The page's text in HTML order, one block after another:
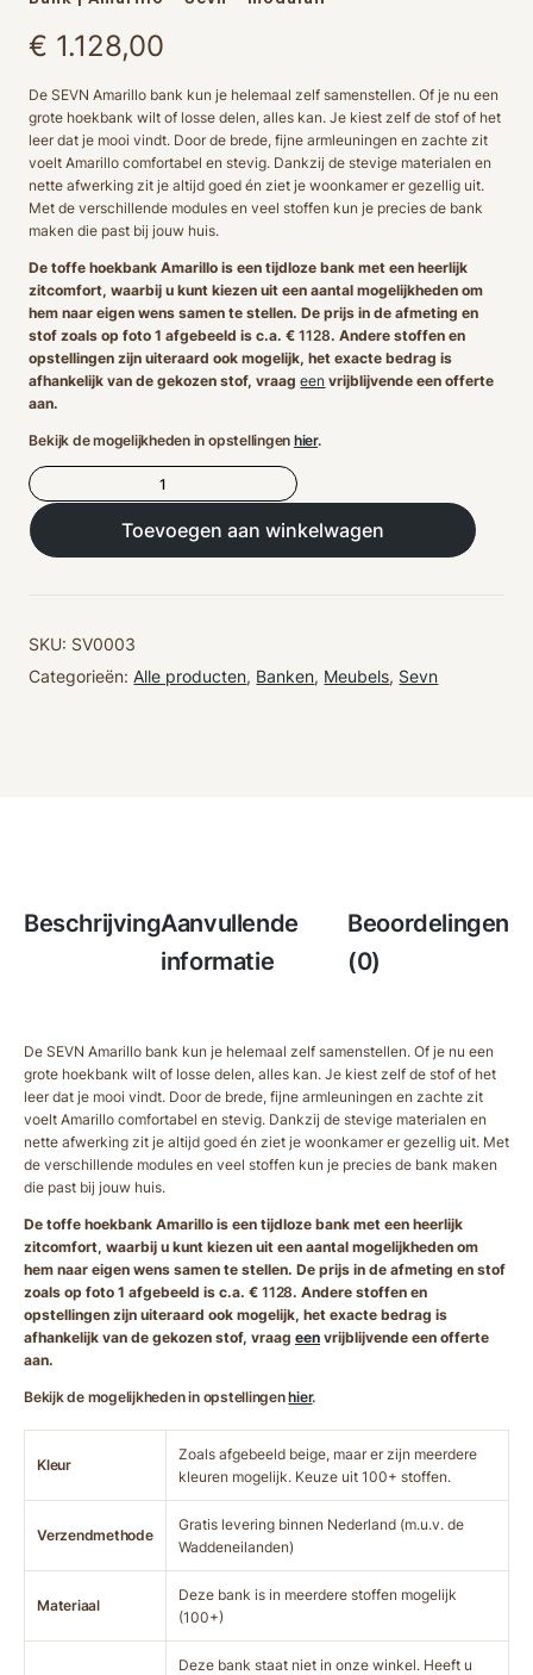
€ 1.128,00
De SEVN Amarillo bank kun je helemaal zelf samenstellen. Of je nu een
grote hoekbank wilt of losse delen, alles kan. Je kiest zelf de stof of het
leer dat je mooi vindt. Door de brede, fijne armleuningen en zachte zit
voelt Amarillo comfortabel en stevig. Dankzij de stevige materialen en
nette afwerking zit je altijd goed én ziet je woonkamer er gezellig uit.
Met de verschillende modules en veel stoffen kun je precies de bank
maken die past bij jouw huis.
De toffe hoekbank Amarillo is een tijdloze bank met een heerlijk
zitcomfort, waarbij u kunt kiezen uit een aantal mogelijkheden om
hem naar eigen wens samen te stellen. De prijs in de afmeting en
stof zoals op foto 1 afgebeeld is c.a. €1128. Andere stoffen en
opstellingen zijn uiteraard ook mogelijk, het exacte bedrag is
afhankelijk van de gekozen stof, vraageen vrijblijvende een offerte
aan.
Bekijk de mogelijkheden in opstellingen hier.
Bank
|
Amarillo
–
aantal
Toevoegen aan winkelwagen
SKU: SV0003
Categorieën: Alle producten, Banken, Meubels, Sevn
BeschrijvingAanvullende
informatie
Beoordelingen
(0)
De SEVN Amarillo bank kun je helemaal zelf samenstellen. Of je nu een
grote hoekbank wilt of losse delen, alles kan. Je kiest zelf de stof of het
leer dat je mooi vindt. Door de brede, fijne armleuningen en zachte zit
voelt Amarillo comfortabel en stevig. Dankzij de stevige materialen en
nette afwerking zit je altijd goed én ziet je woonkamer er gezellig uit. Met
de verschillende modules en veel stoffen kun je precies de bank maken
die past bij jouw huis.
De toffe hoekbank Amarillo is een tijdloze bank met een heerlijk
zitcomfort, waarbij u kunt kiezen uit een aantal mogelijkheden om
hem naar eigen wens samen te stellen. De prijs in de afmeting en stof
zoals op foto 1 afgebeeld is c.a. € 1128. Andere stoffen en
opstellingen zijn uiteraard ook mogelijk, het exacte bedrag is
afhankelijk van de gekozen stof, vraag een vrijblijvende een offerte
aan.
Bekijk de mogelijkheden in opstellingenhier.
Kleur
Zoals afgebeeld beige, maar er zijn meerdere
kleuren mogelijk. Keuze uit 100+ stoffen.
Verzendmethode
Gratis levering binnen Nederland (m.u.v. de
Waddeneilanden)
Materiaal
Deze bank is in meerdere stoffen mogelijk
(100+)
Deze bank staat niet in onze winkel. Heeft u